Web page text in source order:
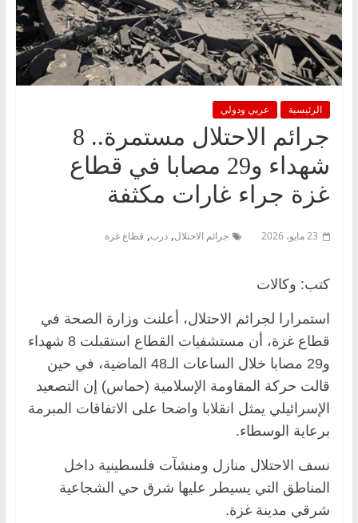
الرئيسية عربي ودولي
جرائم الاحتلال مستمرة.. 8
شهداء و29 مصابا في قطاع
غزة جراء غارات مكثفة
23 مايو، 2026 جرائم الاحتلال, درب, قطاع غزة
كتب: وكالات
استمرارا لجرائم الاحتلال، أعلنت وزارة الصحة في
قطاع غزة، أن مستشفيات القطاع استقبلت 8 شهداء
و29 مصابا خلال الساعات الـ48 الماضية، في حين
قالت حركة المقاومة الإسلامية (حماس) إن التصعيد
الإسرائيلي يمثل انقلابا واضحا على الاتفاقات المبرمة
برعاية الوسطاء.
نسف الاحتلال منازل ومنشآت فلسطينية داخل
المناطق التي يسيطر عليها شرق حي الشجاعية
شرقي مدينة غزة.